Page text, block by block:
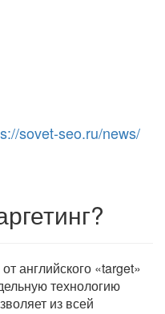
sovet-seo.ru/news/
английского «target»
технологию
из всей